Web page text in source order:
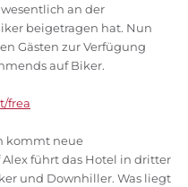
an der
beigetragen hat. Nun
Gästen zur Verfügung
auf Biker.
frea
kommt neue
führt das Hotel in dritter
und Downhiller. Was liegt